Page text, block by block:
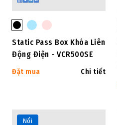
Static Pass Box Khóa Liên
Động Điện - VCR500SE
Đặt mua Chi tiết
Nổi